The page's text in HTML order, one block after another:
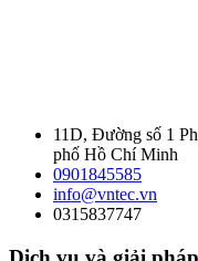
11D, Đường số 1
phố Hồ Chí Minh
0901845585
info@vntec.vn
0315837747